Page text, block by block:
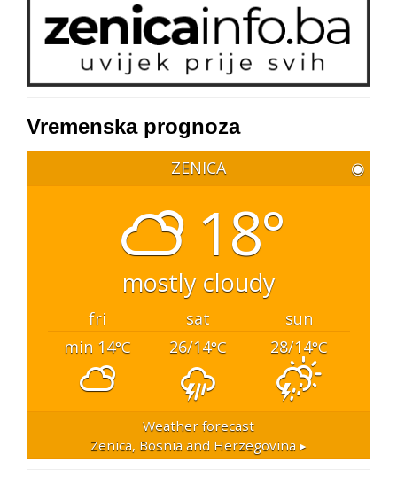
Vremenska prognoza
ZENICA ◉
18°
mostly cloudy
fri sat
sun
min 14°C 26/14°C 28/14°C
Weather forecast
Zenica, Bosnia and Herzegovina ▸